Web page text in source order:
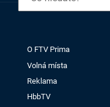
O FTV Prima
Volná místa
Reklama
HbbTV